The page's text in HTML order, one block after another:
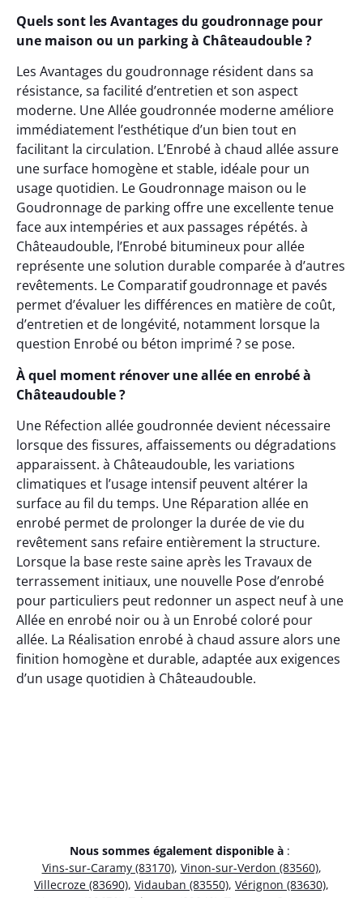
Quels sont les Avantages du goudronnage pour
une maison ou un parking à Châteaudouble ?
Les Avantages du goudronnage résident dans sa
résistance, sa facilité d’entretien et son aspect
moderne. Une Allée goudronnée moderne améliore
immédiatement l’esthétique d’un bien tout en
facilitant la circulation. L’Enrobé à chaud allée assure
une surface homogène et stable, idéale pour un
usage quotidien. Le Goudronnage maison ou le
Goudronnage de parking offre une excellente tenue
face aux intempéries et aux passages répétés. à
Châteaudouble, l’Enrobé bitumineux pour allée
représente une solution durable comparée à d’autres
revêtements. Le Comparatif goudronnage et pavés
permet d’évaluer les différences en matière de coût,
d’entretien et de longévité, notamment lorsque la
question Enrobé ou béton imprimé ? se pose.
À quel moment rénover une allée en enrobé à
Châteaudouble ?
Une Réfection allée goudronnée devient nécessaire
lorsque des fissures, affaissements ou dégradations
apparaissent. à Châteaudouble, les variations
climatiques et l’usage intensif peuvent altérer la
surface au fil du temps. Une Réparation allée en
enrobé permet de prolonger la durée de vie du
revêtement sans refaire entièrement la structure.
Lorsque la base reste saine après les Travaux de
terrassement initiaux, une nouvelle Pose d’enrobé
pour particuliers peut redonner un aspect neuf à une
Allée en enrobé noir ou à un Enrobé coloré pour
allée. La Réalisation enrobé à chaud assure alors une
finition homogène et durable, adaptée aux exigences
d’un usage quotidien à Châteaudouble.
Nous sommes également disponible à :
Vins-sur-Caramy (83170), Vinon-sur-Verdon (83560),
Villecroze (83690), Vidauban (83550), Vérignon (83630),